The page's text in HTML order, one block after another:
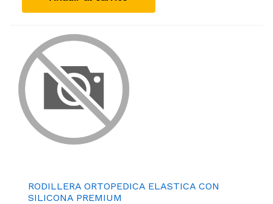
RODILLERA ORTOPEDICA ELASTICA CON
SILICONA PREMIUM